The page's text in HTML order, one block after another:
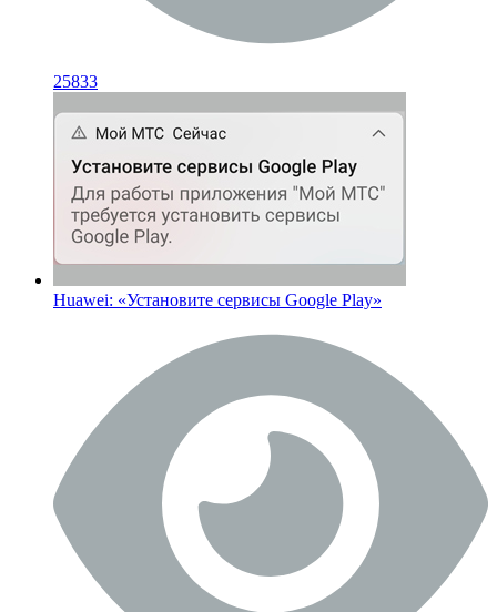
25833
Huawei: «Установите сервисы Google Play»